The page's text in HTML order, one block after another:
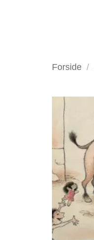
Forside /